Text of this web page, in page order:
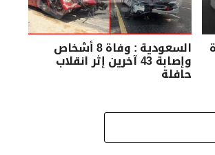
السعودية : وفاة 8 أشخاص
وإصابة 43 آخرين إثر انقلاب
حافلة